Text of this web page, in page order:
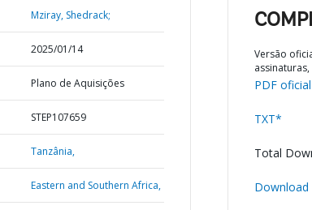
Mziray, Shedrack;
2025/01/14
Plano de Aquisições
STEP107659
Tanzânia,
Eastern and Southern Africa,
Versão
assinaturas,
PDF oficial
TXT*
Total
Download